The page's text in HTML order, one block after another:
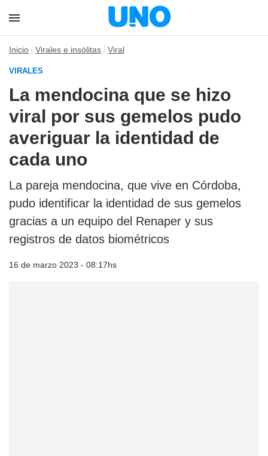
Inicio Virales e insólitas Viral
VIRALES
La mendocina que se hizo
viral por sus gemelos pudo
averiguar la identidad de
cada uno
La pareja mendocina, que vive en Córdoba,
pudo identificar la identidad de sus gemelos
gracias a un equipo del Renaper y sus
registros de datos biométricos
16 de marzo 2023 - 08:17hs